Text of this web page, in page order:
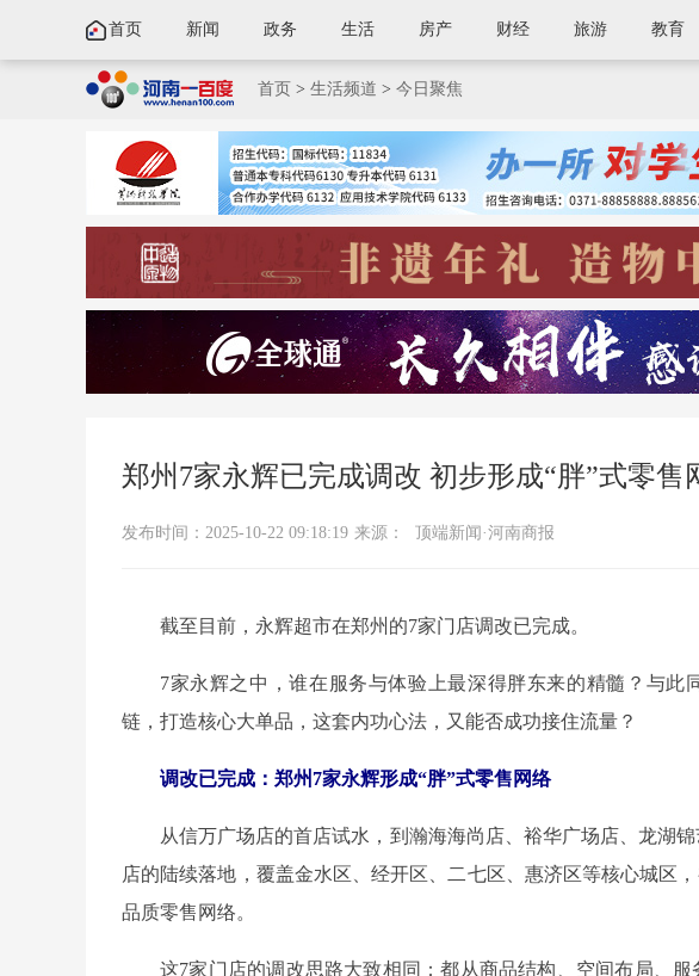
首页 新闻 政务 生活 房产 财经 旅游 教育
首页 > 生活频道 > 今日聚焦
郑州7家永辉已完成调改 初步形成“胖”式零售
发布时间：2025-10-22 09:18:19 来源： 顶端新闻·河南商报
截至目前，永辉超市在郑州的7家门店调改已完成。
7家永辉之中，谁在服务与体验上最深得胖东来的精髓？与此
链，打造核心大单品，这套内功心法，又能否成功接住流量？
调改已完成：郑州7家永辉形成“胖”式零售网络
从信万广场店的首店试水，到瀚海海尚店、裕华广场店、龙湖
店的陆续落地，覆盖金水区、经开区、二七区、惠济区等核心城区
品质零售网络。
这7家门店的调改思路大致相同：都从商品结构、空间布局、